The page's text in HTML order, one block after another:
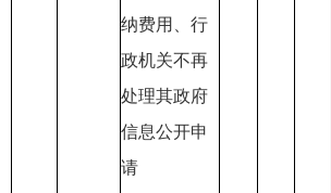
纳费用 、行
政机关不再
处理其政府
信息公开申
请